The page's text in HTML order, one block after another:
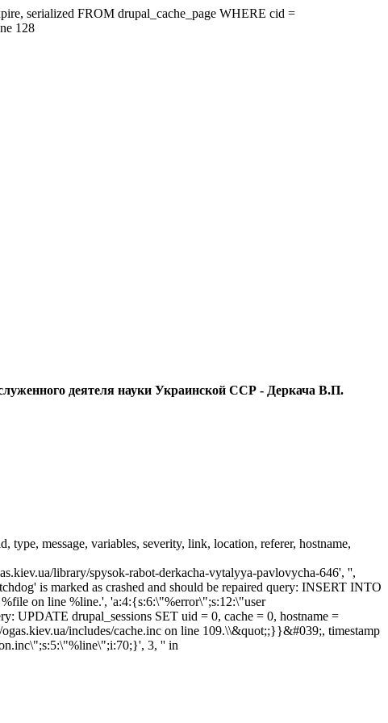
serialized FROM drupal_cache_page WHERE cid =
128
деятеля науки Украинской ССР - Деркача В.П.
message, variables, severity, link, location, referer, hostname,
library/spysok-rabot-derkacha-vytalyya-pavlovycha-646', '',
is marked as crashed and should be repaired query: INSERT INTO
on line %line.', 'a:4:{s:6:\"%error\";s:12:\"user
UPDATE drupal_sessions SET uid = 0, cache = 0, hostname =
includes/cache.inc on line 109.\\&quot;;}}&#039;, timestamp
3, '' in